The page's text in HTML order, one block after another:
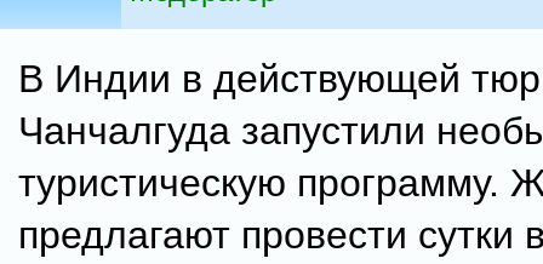
В Индии в действующей
Чанчалгуда запустили
туристическую
предлагают провести сутки